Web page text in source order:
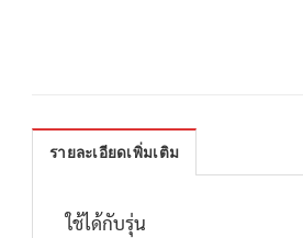
รายละเอียดเพิ่มเติม
ใช้ได้กับรุ่น